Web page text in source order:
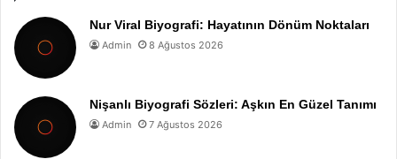
Nur Viral Biyografi: Hayatının Dönüm Noktaları
Admin 8 Ağustos 2026
Nişanlı Biyografi Sözleri: Aşkın En Güzel Tanımı
Admin 7 Ağustos 2026